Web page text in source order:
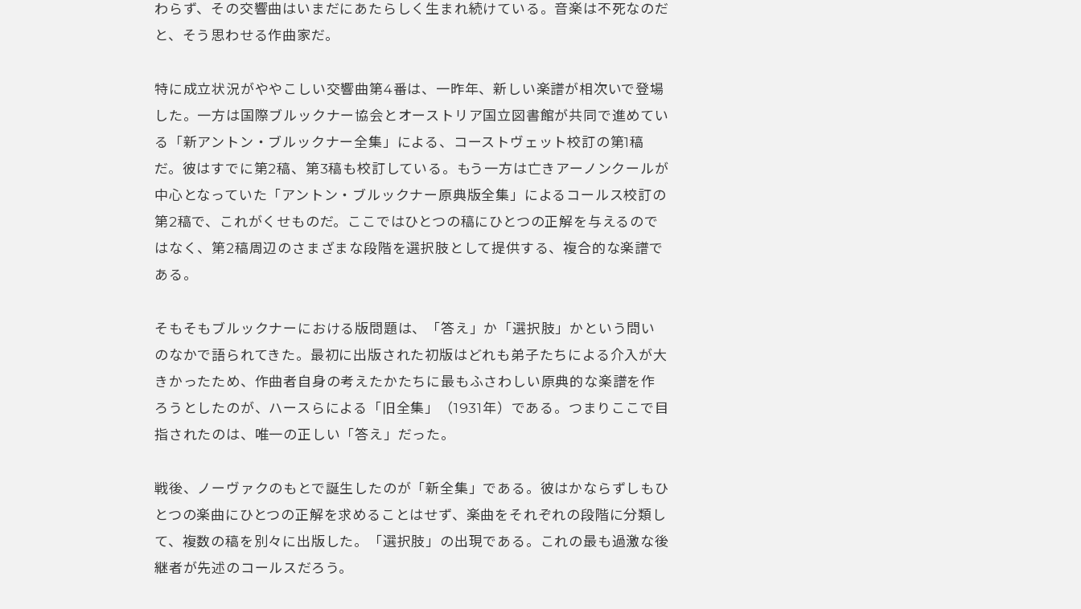
わらず、その交響曲はいまだにあたらしく生まれ続けている。音楽は不死なのだ
と、そう思わせる作曲家だ。
特に成立状況がややこしい交響曲第4番は、一昨年、新しい楽譜が相次いで登場
した。一方は国際ブルックナー協会とオーストリア国立図書館が共同で進めてい
る「新アントン・ブルックナー全集」による、コーストヴェット校訂の第1稿
だ。彼はすでに第2稿、第3稿も校訂している。もう一方は亡きアーノンクールが
中心となっていた「アントン・ブルックナー原典版全集」によるコールス校訂の
第2稿で、これがくせものだ。ここではひとつの稿にひとつの正解を与えるので
はなく、第2稿周辺のさまざまな段階を選択肢として提供する、複合的な楽譜で
ある。
そもそもブルックナーにおける版問題は、「答え」か「選択肢」かという問い
のなかで語られてきた。最初に出版された初版はどれも弟子たちによる介入が大
きかったため、作曲者自身の考えたかたちに最もふさわしい原典的な楽譜を作
ろうとしたのが、ハースらによる「旧全集」（1931年）である。つまりここで目
指されたのは、唯一の正しい「答え」だった。
戦後、ノーヴァクのもとで誕生したのが「新全集」である。彼はかならずしもひ
とつの楽曲にひとつの正解を求めることはせず、楽曲をそれぞれの段階に分類し
て、複数の稿を別々に出版した。「選択肢」の出現である。これの最も過激な後
継者が先述のコールスだろう。